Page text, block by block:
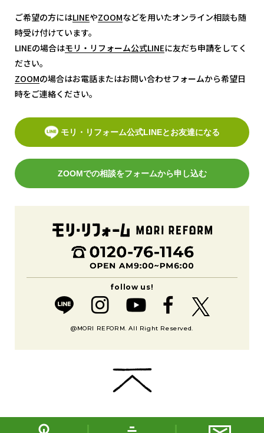
ご希望の方にはLINE
LINEやZOOM
ZOOMなどを用いたオンライン相談も随
時受け付けています。
LINEの場合はモリ・リフォーム公式LINE
モリ・リフォーム公式LINEに友だち申請をしてく
ださい。
ZOOM
ZOOMの場合はお電話またはお問い合わせフォームから希望日
時をご連絡ください。
モリ・リフォーム公式LINEとお友達になる
ZOOMでの相談をフォームから申し込む
@MORI REFORM. All Right Reserved.